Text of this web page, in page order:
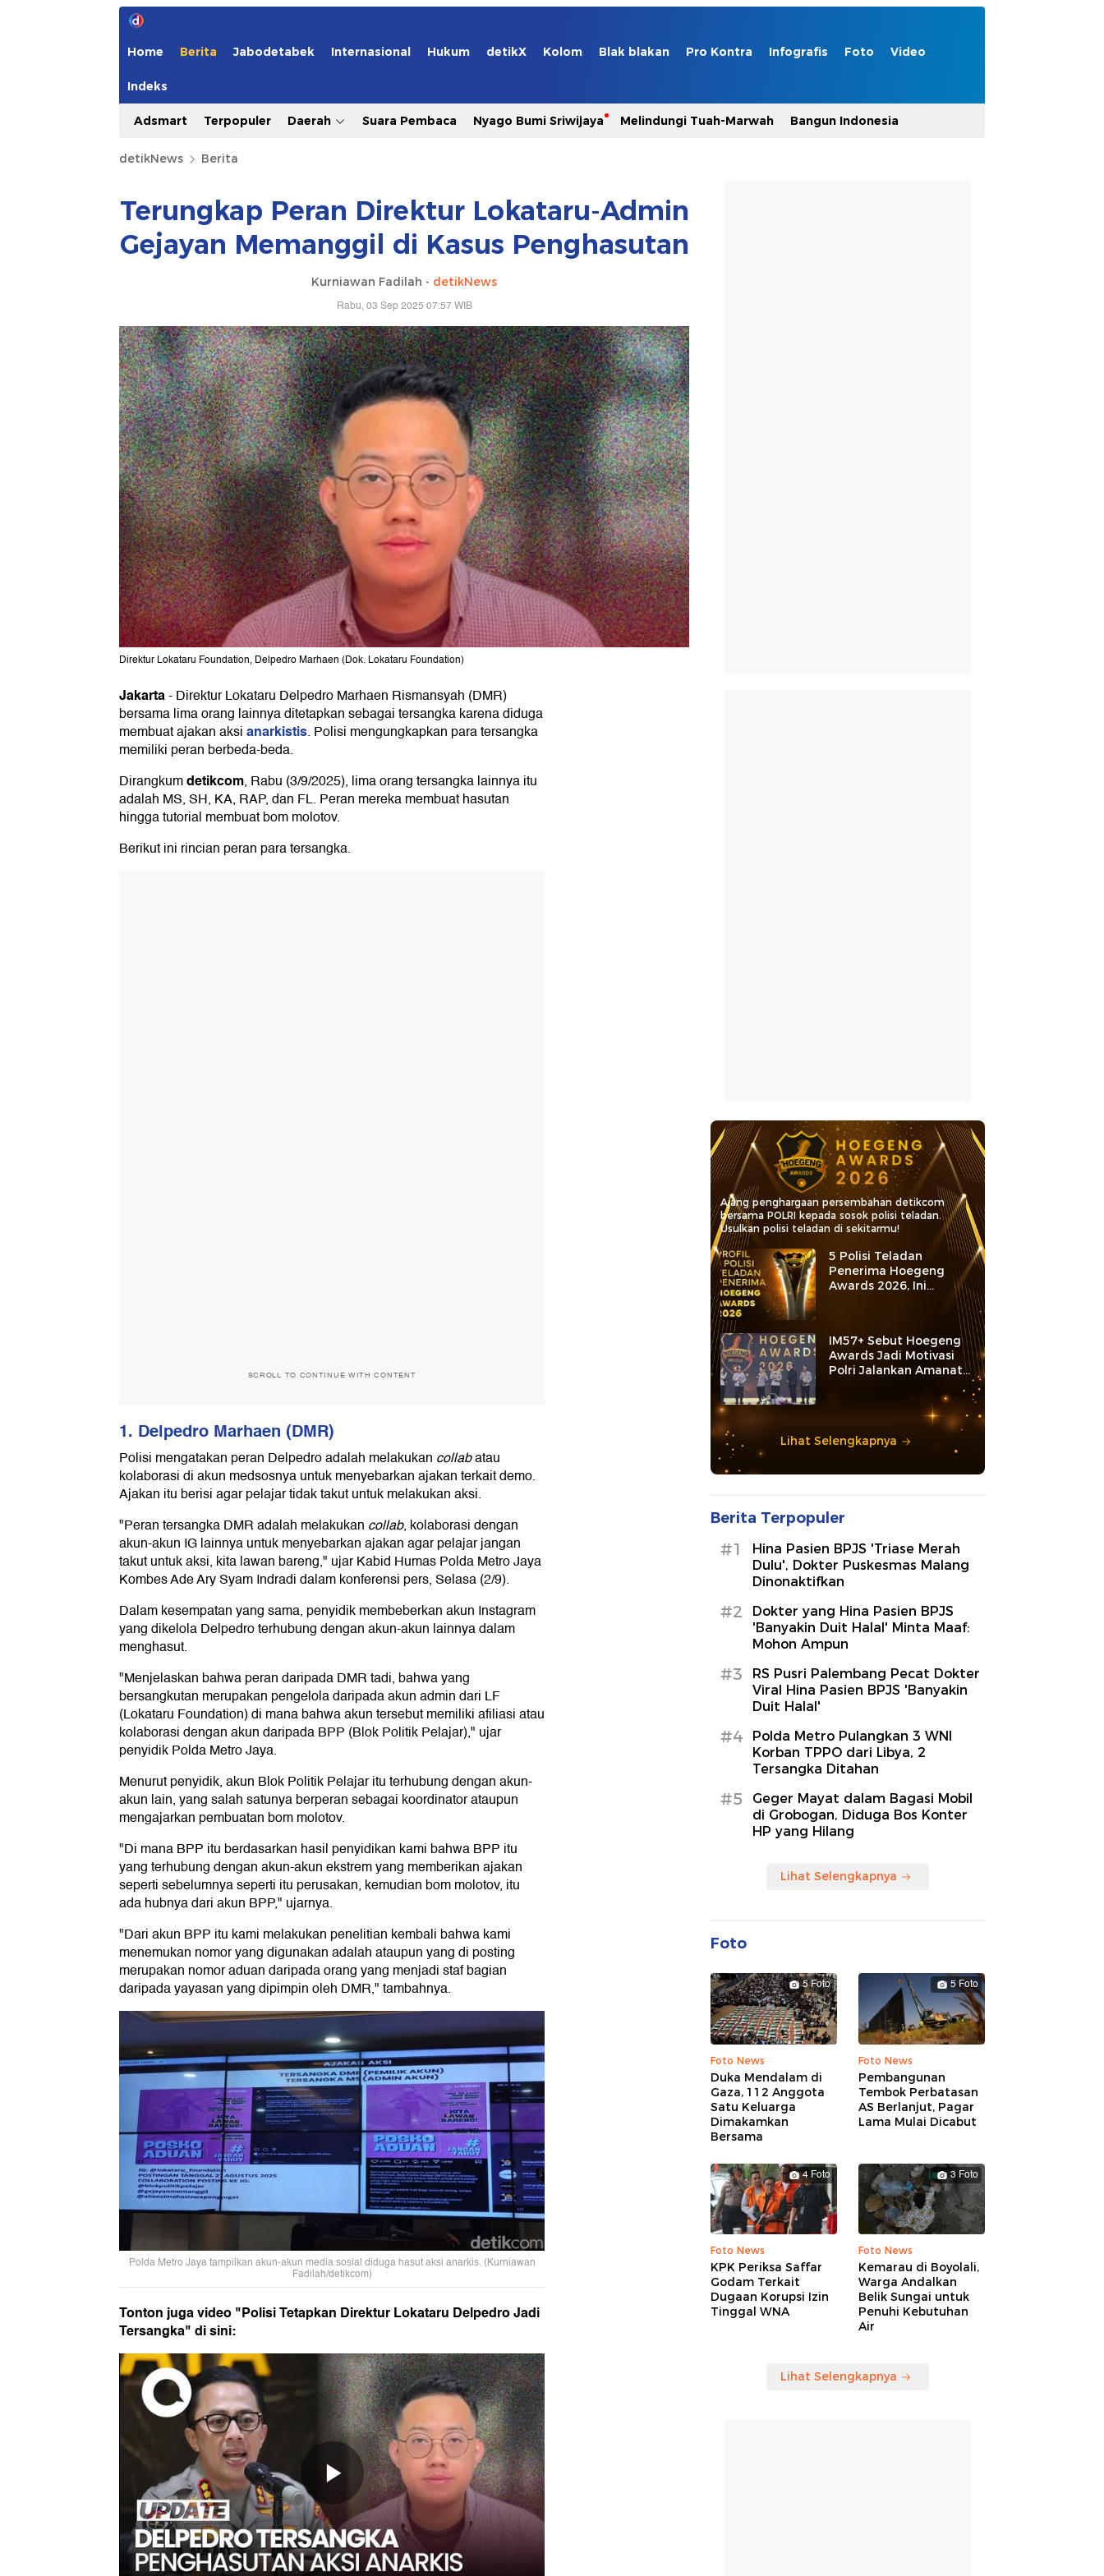
Home Berita Jabodetabek Internasional Hukum detikX Kolom Blak blakan Pro Kontra Infografis Foto Video
Indeks
Adsmart Terpopuler Daerah Suara Pembaca Nyago Bumi Sriwijaya Melindungi Tuah-Marwah Bangun Indonesia
detikNews Berita
Terungkap Peran Direktur Lokataru-Admin
Gejayan Memanggil di Kasus Penghasutan
Kurniawan Fadilah - detikNews
Rabu, 03 Sep 2025 07:57 WIB
Direktur Lokataru Foundation, Delpedro Marhaen (Dok. Lokataru Foundation)
Jakarta-Direktur Lokataru Delpedro Marhaen Rismansyah (DMR)
bersama lima orang lainnya ditetapkan sebagai tersangka karena diduga
membuat ajakan aksianarkistis. Polisi mengungkapkan para tersangka
memiliki peran berbeda-beda.
Dirangkumdetikcom, Rabu (3/9/2025), lima orang tersangka lainnya itu
adalah MS, SH, KA, RAP, dan FL. Peran mereka membuat hasutan
hingga tutorial membuat bom molotov.
Berikut ini rincian peran para tersangka.
SCROLL TO CONTINUE WITH CONTENT
1.⁠ ⁠Delpedro Marhaen (DMR)
Polisi mengatakan peran Delpedro adalah melakukan collabatau
kolaborasi di akun medsosnya untuk menyebarkan ajakan terkait demo.
Ajakan itu berisi agar pelajar tidak takut untuk melakukan aksi.
"Peran tersangka DMR adalah melakukan collab, kolaborasi dengan
akun-akun IG lainnya untuk menyebarkan ajakan agar pelajar jangan
takut untuk aksi, kita lawan bareng," ujar Kabid Humas Polda Metro Jaya
Kombes Ade Ary Syam Indradi dalam konferensi pers, Selasa (2/9).
Dalam kesempatan yang sama, penyidik membeberkan akun Instagram
yang dikelola Delpedro terhubung dengan akun-akun lainnya dalam
menghasut.
"Menjelaskan bahwa peran daripada DMR tadi, bahwa yang
bersangkutan merupakan pengelola daripada akun admin dari LF
(Lokataru Foundation) di mana bahwa akun tersebut memiliki afiliasi atau
kolaborasi dengan akun daripada BPP (Blok Politik Pelajar)," ujar
penyidik Polda Metro Jaya.
Menurut penyidik, akun Blok Politik Pelajar itu terhubung dengan akun-
akun lain, yang salah satunya berperan sebagai koordinator ataupun
mengajarkan pembuatan bom molotov.
"Di mana BPP itu berdasarkan hasil penyidikan kami bahwa BPP itu
yang terhubung dengan akun-akun ekstrem yang memberikan ajakan
seperti sebelumnya seperti itu perusakan, kemudian bom molotov, itu
ada hubnya dari akun BPP," ujarnya.
"Dari akun BPP itu kami melakukan penelitian kembali bahwa kami
menemukan nomor yang digunakan adalah ataupun yang di posting
merupakan nomor aduan daripada orang yang menjadi staf bagian
daripada yayasan yang dipimpin oleh DMR," tambahnya.
Polda Metro Jaya tampilkan akun-akun media sosial diduga hasut aksi anarkis. (Kurniawan
Fadilah/detikcom)
Tonton juga video "Polisi Tetapkan Direktur Lokataru Delpedro Jadi
Tersangka" di sini:
Ajang penghargaan persembahan detikcom
bersama POLRI kepada sosok polisi teladan.
Usulkan polisi teladan di sekitarmu!
5 Polisi Teladan
Penerima Hoegeng
Awards 2026, Ini
Kategori dan Kiprahnya
IM57+ Sebut Hoegeng
Awards Jadi Motivasi
Polri Jalankan Amanat
Lihat Selengkapnya
Berita Terpopuler
#1
Hina Pasien BPJS 'Triase Merah
Dulu', Dokter Puskesmas Malang
Dinonaktifkan
#2
Dokter yang Hina Pasien BPJS
'Banyakin Duit Halal' Minta Maaf:
Mohon Ampun
#3
RS Pusri Palembang Pecat Dokter
Viral Hina Pasien BPJS 'Banyakin
Duit Halal'
#4
Polda Metro Pulangkan 3 WNI
Korban TPPO dari Libya, 2
Tersangka Ditahan
#5
Geger Mayat dalam Bagasi Mobil
di Grobogan, Diduga Bos Konter
HP yang Hilang
Lihat Selengkapnya
Foto
5 Foto
Foto News
Duka Mendalam di
Gaza, 112 Anggota
Satu Keluarga
Dimakamkan
Bersama
5 Foto
Foto News
Pembangunan
Tembok Perbatasan
AS Berlanjut, Pagar
Lama Mulai Dicabut
4 Foto
Foto News
KPK Periksa Saffar
Godam Terkait
Dugaan Korupsi Izin
Tinggal WNA
3 Foto
Foto News
Kemarau di Boyolali,
Warga Andalkan
Belik Sungai untuk
Penuhi Kebutuhan
Air
Lihat Selengkapnya